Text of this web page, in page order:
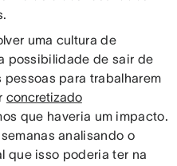
uma cultura de
possibilidade de sair de
para trabalharem
concretizado
que haveria um impacto.
analisando o
que isso poderia ter na